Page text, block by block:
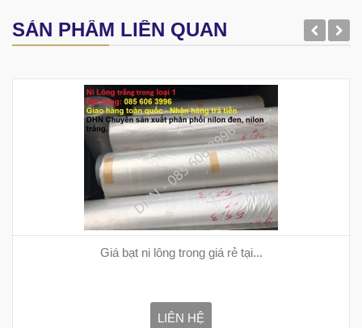
SẢN PHẨM LIÊN QUAN
Giá bạt ni lông trong giá rẻ tại...
LIÊN HỆ